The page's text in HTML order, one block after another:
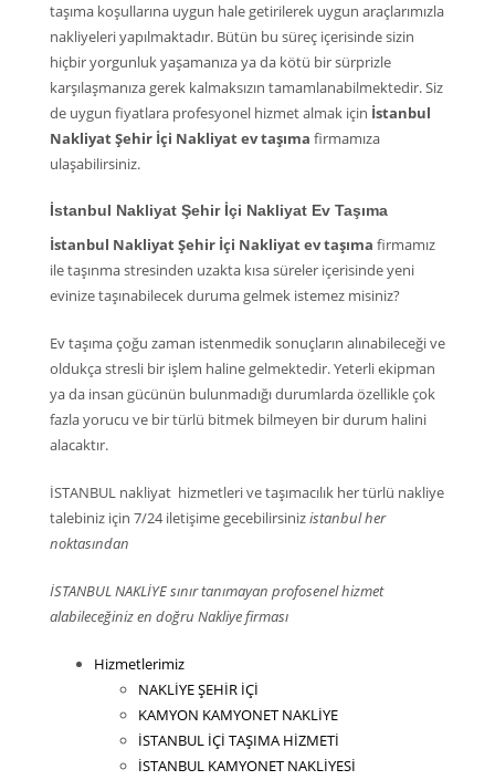
taşıma koşullarına uygun hale getirilerek uygun araçlarımızla
nakliyeleri yapılmaktadır. Bütün bu süreç içerisinde sizin
hiçbir yorgunluk yaşamanıza ya da kötü bir sürprizle
karşılaşmanıza gerek kalmaksızın tamamlanabilmektedir. Siz
de uygun fiyatlara profesyonel hizmet almak için İstanbul
Nakliyat Şehir İçi Nakliyat ev taşıma firmamıza
ulaşabilirsiniz.
İstanbul Nakliyat Şehir İçi Nakliyat Ev Taşıma
İstanbul Nakliyat Şehir İçi Nakliyat ev taşıma firmamız
ile taşınma stresinden uzakta kısa süreler içerisinde yeni
evinize taşınabilecek duruma gelmek istemez misiniz?
Ev taşıma çoğu zaman istenmedik sonuçların alınabileceği ve
oldukça stresli bir işlem haline gelmektedir. Yeterli ekipman
ya da insan gücünün bulunmadığı durumlarda özellikle çok
fazla yorucu ve bir türlü bitmek bilmeyen bir durum halini
alacaktır.
İSTANBUL nakliyat hizmetleri ve taşımacılık her türlü nakliye
talebiniz için 7/24 iletişime gecebilirsinizistanbul her
noktasından
İSTANBUL NAKLİYE sınır tanımayan profosenel hizmet
alabileceğiniz en doğru Nakliye firması
Hizmetlerimiz
NAKLİYE ŞEHİR İÇİ
KAMYON KAMYONET NAKLİYE
İSTANBUL İÇİ TAŞIMA HİZMETİ
İSTANBUL KAMYONET NAKLİYESİ